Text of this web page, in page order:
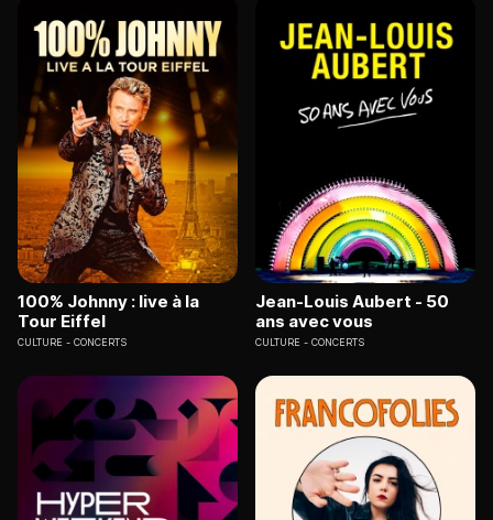
100% Johnny : live à la
Tour Eiffel
CULTURE CONCERTS
Jean-Louis Aubert - 50
ans avec vous
CULTURE CONCERTS